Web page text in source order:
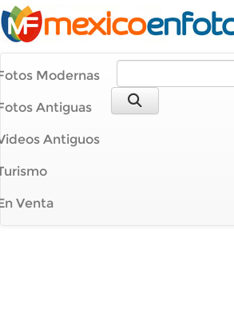
Modernas
Antiguas
Antiguos
Venta